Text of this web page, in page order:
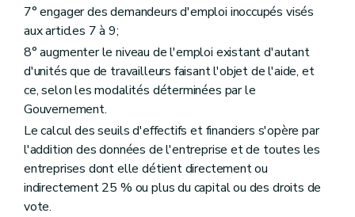
7° engager des demandeurs d'emploi inoccupés visés
aux articles 7 à 9;
8° augmenter le niveau de l'emploi existant d'autant
d'unités que de travailleurs faisant l'objet de l'aide, et
ce, selon les modalités déterminées par le
Gouvernement.
Le calcul des seuils d'effectifs et financiers s'opère par
l'addition des données de l'entreprise et de toutes les
entreprises dont elle détient directement ou
indirectement 25 % ou plus du capital ou des droits de
vote.